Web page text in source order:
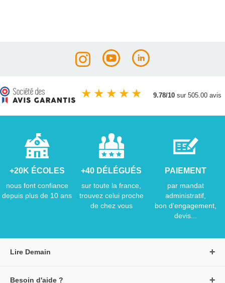
★ ★ ★ ★ ★ 9.78/10 sur 505.00 avis
+20K ÉCOLES
nous font confiance
depuis plus de 10 ans
+40 DÉLÉGUÉS
sur toute la france,
trouvez celui proche
de chez vous
PAIEMENT
par mandat
administratif,
bon d'engagement,
devis...
Lire Demain
Besoin d'aide ?